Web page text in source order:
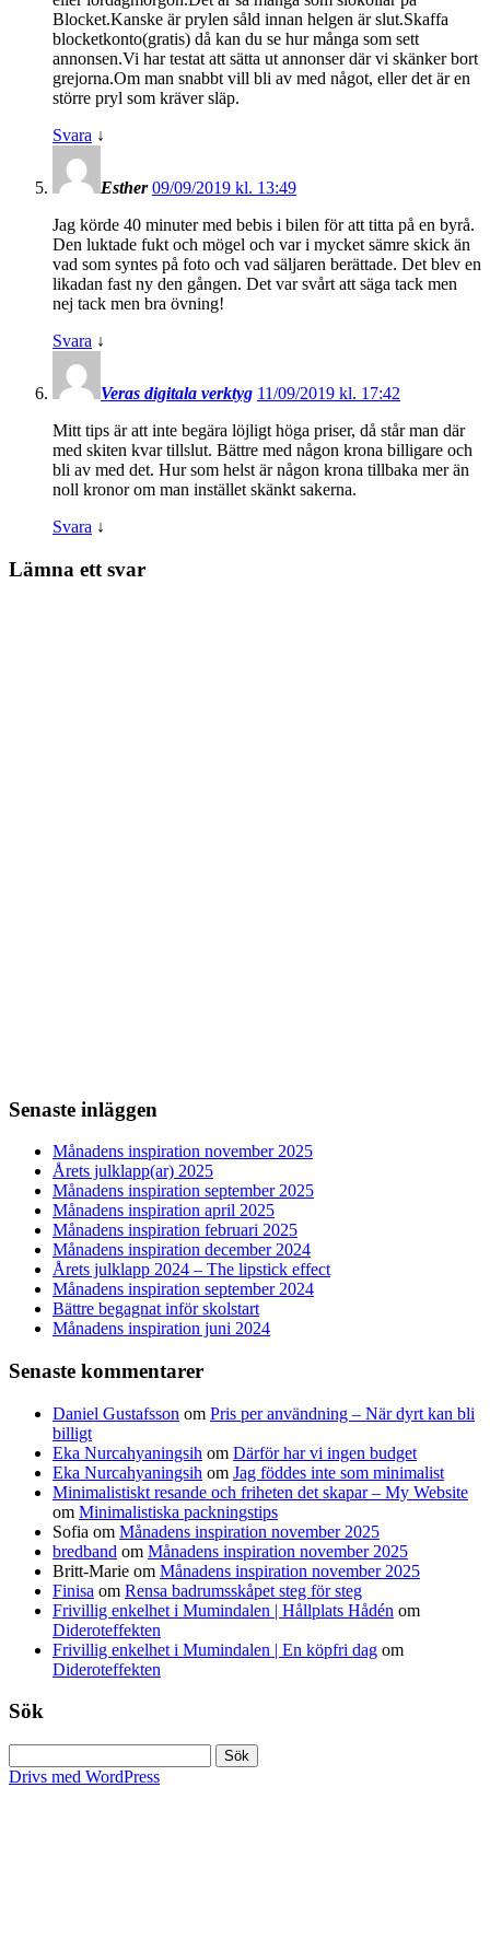
Blocket.Kanske är prylen såld innan helgen är slut.Skaffa
blocketkonto(gratis) då kan du se hur många som sett
annonsen.Vi har testat att sätta ut annonser där vi skänker bort
grejorna.Om man snabbt vill bli av med något, eller det är en
större pryl som kräver släp.
Svara ↓
Esther 09/09/2019 kl. 13:49
Jag körde 40 minuter med bebis i bilen för att titta på en byrå.
Den luktade fukt och mögel och var i mycket sämre skick än
vad som syntes på foto och vad säljaren berättade. Det blev en
likadan fast ny den gången. Det var svårt att säga tack men
nej tack men bra övning!
Svara ↓
Veras digitala verktyg 11/09/2019 kl. 17:42
Mitt tips är att inte begära löjligt höga priser, då står man där
med skiten kvar tillslut. Bättre med någon krona billigare och
bli av med det. Hur som helst är någon krona tillbaka mer än
noll kronor om man instället skänkt sakerna.
Svara ↓
Lämna ett svar
Senaste inläggen
Månadens inspiration november 2025
Årets julklapp(ar) 2025
Månadens inspiration september 2025
Månadens inspiration april 2025
Månadens inspiration februari 2025
Månadens inspiration december 2024
Årets julklapp 2024 – The lipstick effect
Månadens inspiration september 2024
Bättre begagnat inför skolstart
Månadens inspiration juni 2024
Senaste kommentarer
Daniel Gustafsson om Pris per användning – När dyrt kan bli
billigt
Eka Nurcahyaningsih om Därför har vi ingen budget
Eka Nurcahyaningsih om Jag föddes inte som minimalist
Minimalistiskt resande och friheten det skapar – My Website
om Minimalistiska packningstips
Sofia om Månadens inspiration november 2025
bredband om Månadens inspiration november 2025
Britt-Marie om Månadens inspiration november 2025
Finisa om Rensa badrumsskåpet steg för steg
Frivillig enkelhet i Mumindalen | Hållplats Hådén om
Dideroteffekten
Frivillig enkelhet i Mumindalen | En köpfri dag om
Dideroteffekten
Sök
efter:
Drivs med WordPress